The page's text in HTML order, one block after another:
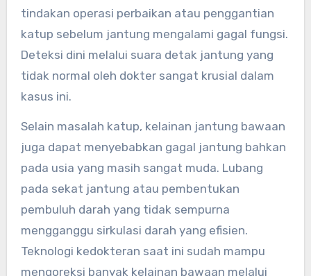
tindakan operasi perbaikan atau penggantian
katup sebelum jantung mengalami gagal fungsi.
Deteksi dini melalui suara detak jantung yang
tidak normal oleh dokter sangat krusial dalam
kasus ini.
Selain masalah katup, kelainan jantung bawaan
juga dapat menyebabkan gagal jantung bahkan
pada usia yang masih sangat muda. Lubang
pada sekat jantung atau pembentukan
pembuluh darah yang tidak sempurna
mengganggu sirkulasi darah yang efisien.
Teknologi kedokteran saat ini sudah mampu
mengoreksi banyak kelainan bawaan melalui